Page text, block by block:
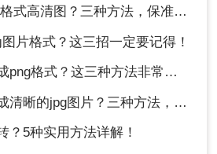
清图？三种方法，保准一看就会！
片格式？这三招一定要记得！
格式？这三种方法非常实用！
jpg图片？三种方法，保准一看就会!！
？5种实用方法详解！